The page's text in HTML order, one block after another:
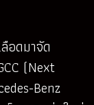
อดมาจัด
(Next
Benz